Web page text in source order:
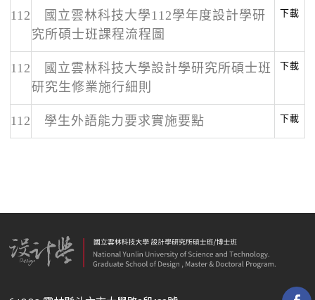
112
國立雲林科技大學112學年度設計學研
究所碩士班課程流程圖
下載
112
國立雲林科技大學設計學研究所碩士班
研究生修業施行細則
下載
112 學生外語能力要求實施要點 下載